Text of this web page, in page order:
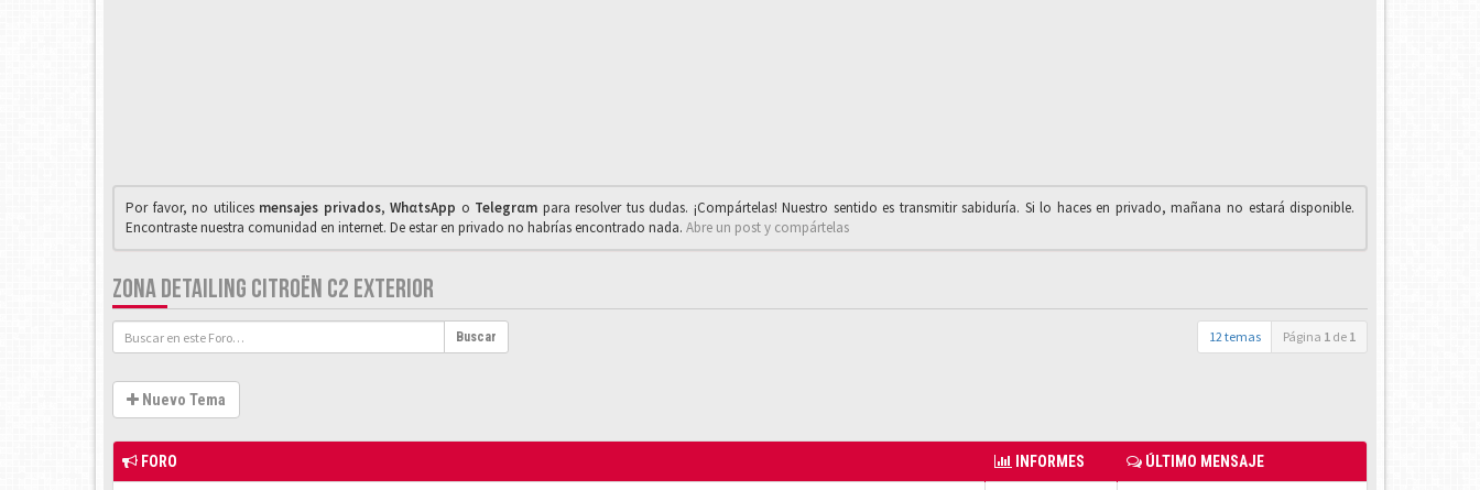
Por favor, no utilices mensajes privados,WhαtsApp o Telegrαm para resolver tus dudas. ¡Compártelas! Nuestro sentido es transmitir sabiduría. Si lo haces en privado, mañana no estará disponible.
Encontraste nuestra comunidad en internet. De estar en privado no habrías encontrado nada. Abre un post y compártelas
ZONA DETAILING CITROËN C2 EXTERIOR
Buscar 12 temas Página 1 de 1
Nuevo Tema
FORO INFORMES ÚLTIMO MENSAJE